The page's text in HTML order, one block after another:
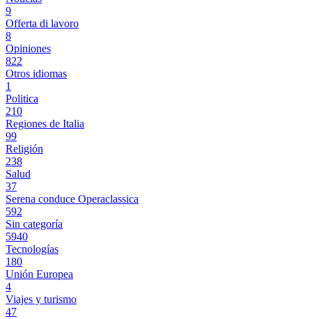
9
Offerta di lavoro
8
Opiniones
822
Otros idiomas
1
Politica
210
Regiones de Italia
99
Religión
238
Salud
37
Serena conduce Operaclassica
592
Sin categoría
5940
Tecnologías
180
Unión Europea
4
Viajes y turismo
47